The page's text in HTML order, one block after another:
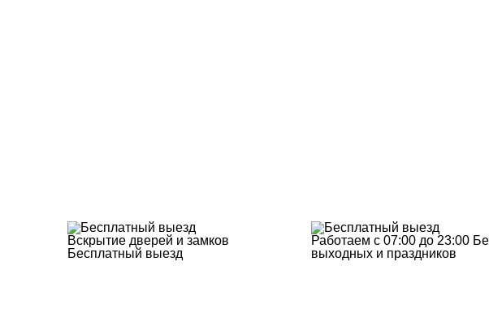
Вскрытие дверей и замков
Бесплатный выезд
Работаем с 07:00 до 23:00
выходных и праздников